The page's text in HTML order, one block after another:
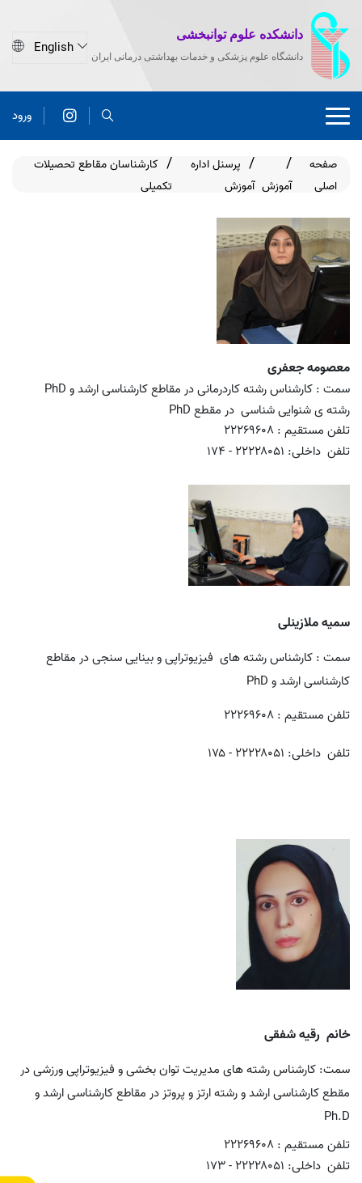
دانشکده علوم توانبخشی
دانشگاه علوم پزشکی و خدمات بهداشتی درمانی ایران
ورود
صفحه
اصلی
آموزش
پرسنل اداره
آموزش
کارشناسان مقاطع تحصیلات
تکمیلی
معصومه جعفری
سمت : کارشناس رشته کاردرمانی در مقاطع کارشناسی ارشد و PhD
رشته ی شنواییشناسی در مقطع PhD
تلفن مستقیم : ۲۲۲۶۹۶۰۸
تلفن داخلی: ۲۲۲۲۸۰۵۱ - ۱۷۴
سمیه ملازینلی
سمت : کارشناس رشته های فیزیوتراپی و بینایی سنجی در مقاطع
کارشناسی ارشد و
تلفن مستقیم : ۲۲۲۶۹۶۰۸
تلفن داخلی: ۲۲۲۲۸۰۵۱ - ۱۷۵
خانم رقیه شفقی
سمت: کارشناس رشته های مدیریت توان بخشی و فیزیوتراپی ورزشی در
مقطع کارشناسی ارشد و رشته ارتز و پروتز در مقاطع کارشناسی ارشد و
Ph.D
تلفن مستقیم : ۲۲۲۶۹۶۰۸
تلفن داخلی: ۲۲۲۲۸۰۵۱ - ۱۷3